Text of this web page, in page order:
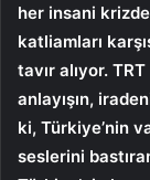
her insani
katliamları
tavır alıyor.
anlayışın,
ki, Türkiye’nin
seslerini